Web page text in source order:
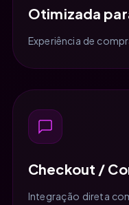
Otimizada
Experiência de
Checkout /
Integração direta